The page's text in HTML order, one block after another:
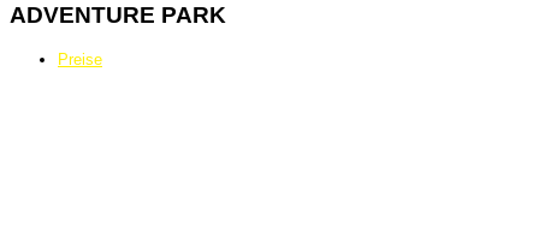
ADVENTURE PARK
Preise